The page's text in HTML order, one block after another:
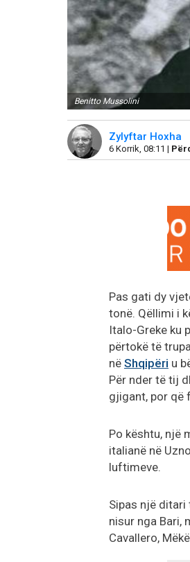
Benitto Mussolini
Zylyftar Hoxha
6 Korrik, 08:11 |
Pas gati dy
tonë. Qëllimi i
Italo-Greke ku
përtokë të
në Shqipëri u
Për nder të tij
gjigant, por që
Po kështu, një
italianë në
luftimeve.
Sipas një ditari
nisur nga Bari,
Cavallero,